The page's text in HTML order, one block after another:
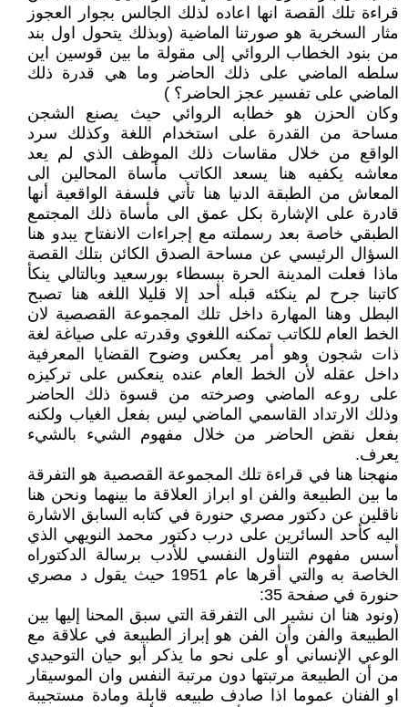
قراءة تلك القصة انها اعاده لذلك الجالس بجوار العجوز
مثار السخرية هو صورتنا الماضية (وبذلك يتحول اول بند
من بنود الخطاب الروائي إلى مقولة ما بين قوسين اين
سلطه الماضي على ذلك الحاضر وما هي قدرة ذلك
الماضي على تفسير عجز الحاضر؟ )
وكان الحزن هو خطابه الروائي حيث يصنع الشجن
مساحة من القدرة على استخدام اللغة وكذلك سرد
الواقع من خلال مقاسات ذلك الموظف الذي لم يعد
معاشه يكفيه هنا يسعد الكاتب مأساة المحالين الى
المعاش من الطبقة الدنيا هنا تأتي فلسفة الواقعية أنها
قادرة على الإشارة بكل عمق الى مأساة ذلك المجتمع
الطبقي خاصة بعد رسملته مع إجراءات الانفتاح يبدو هنا
السؤال الرئيسي عن مساحة الصدق الكائن بتلك القصة
ماذا فعلت المدينة الحرة ببسطاء بورسعيد وبالتالي ينكأ
كاتبنا جرح لم ينكئه قبله أحد إلا قليلا اللغه هنا تصبح
البطل وهنا المهارة داخل تلك المجموعة القصصية لان
الخط العام للكاتب تمكنه اللغوي وقدرته على صياغة لغة
ذات شجون وهو أمر يعكس وضوح القضايا المعرفية
داخل عقله لأن الخط العام عنده ينعكس على تركيزه
على روعه الماضي وصرخته من قسوة ذلك الحاضر
وذلك الارتداد القاسمي الماضي ليس بفعل الغياب ولكنه
بفعل نقض الحاضر من خلال مفهوم الشيء بالشيء
يعرف.
منهجنا هنا في قراءة تلك المجموعة القصصية هو التفرقة
ما بين الطبيعة والفن او ابراز العلاقة ما بينهما ونحن هنا
ناقلين عن دكتور مصري حنورة في كتابه السابق الاشارة
اليه كأحد السائرين على درب دكتور محمد النويهي الذي
أسس مفهوم التناول النفسي للأدب برسالة الدكتوراه
الخاصة به والتي أقرها عام 1951 حيث يقول د مصري
حنورة في صفحة 35:
(ونود هنا ان نشير الى التفرقة التي سبق المحنا إليها بين
الطبيعة والفن وأن الفن هو إبراز الطبيعة في علاقة مع
الوعي الإنساني أو على نحو ما يذكر أبو حيان التوحيدي
من أن الطبيعة مرتبتها دون مرتبة النفس وان الموسيقار
او الفنان عموما اذا صادف طبيعه قابلة ومادة مستجيبة